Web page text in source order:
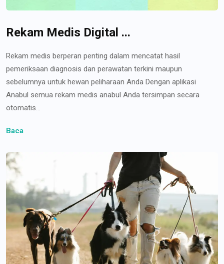
Rekam Medis Digital ...
Rekam medis berperan penting dalam mencatat hasil
pemeriksaan diagnosis dan perawatan terkini maupun
sebelumnya untuk hewan peliharaan Anda Dengan aplikasi
Anabul semua rekam medis anabul Anda tersimpan secara
otomatis...
Baca